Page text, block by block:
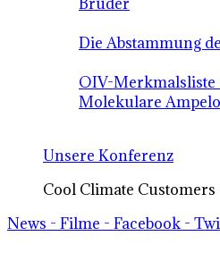
Die Abstammung
OIV-Merkmalsliste
Molekulare
Unsere Konferenz
Cool Climate
News - Filme - Facebook -